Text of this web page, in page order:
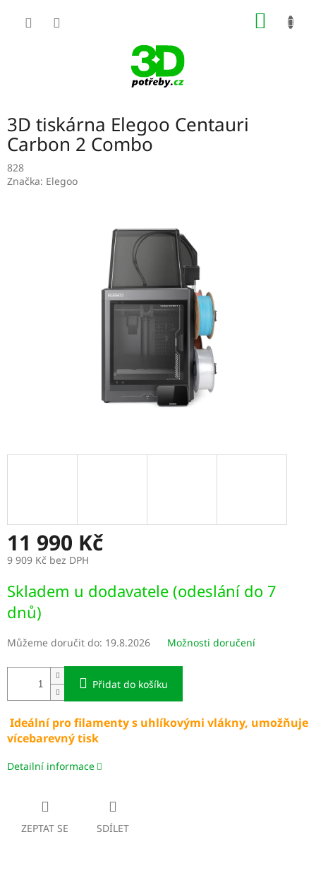
3D tiskárna Elegoo Centauri
Carbon 2 Combo
828
Značka: Elegoo
11 990 Kč
9 909 Kč bez DPH
cena:
Skladem u dodavatele (odeslání do 7
dnů)
Můžeme doručit do: 19.8.2026 Možnosti doručení
Přidat do košíku
Ideální pro filamenty s uhlíkovými vlákny, umožňuje
vícebarevný tisk
Detailní informace
ZEPTAT SE SDÍLET